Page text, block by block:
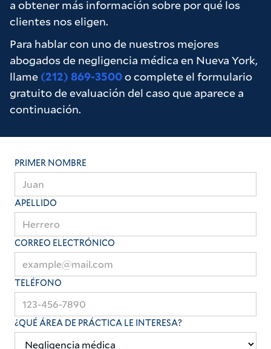
a obtener más información sobre por qué los
clientes nos eligen.
Para hablar con uno de nuestros mejores
abogados de negligencia médica en Nueva York,
llame (212) 869-3500o complete el formulario
gratuito de evaluación del caso que aparece a
continuación.
PRIMER NOMBRE
APELLIDO
CORREO ELECTRÓNICO
TELÉFONO
¿QUÉ ÁREA DE PRÁCTICA LE INTERESA?